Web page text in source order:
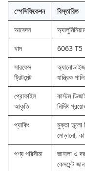
স্পেসিফিকেশন
বিস্তারিত
আবেদন
খাদ
6063 T5
সারফেস
ট্রিটমেন্ট
যান্ত্রিক
প্রোফাইল
আকৃতি
কাস্টম
নির্দিষ্ট
প্যাকিং
মুক্তা তুলো
মোড়ানো,
পণ্য পরিসীমা
জানালা ও
কেসমেন্ট